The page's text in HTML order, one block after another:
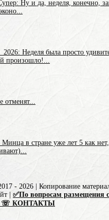
Ну и да, неделя, конечно,
Неделя была просто
произошло!...
отменят...
в стране уже лет 5 как
- 2026 | Копирование
| ✅По вопросам размещения
☏ КОНТАКТЫ